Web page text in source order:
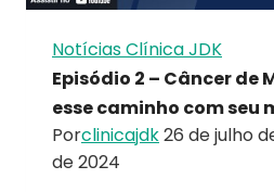
Notícias Clínica JDK
Episódio 2 – Câncer de
esse caminho com
Porclinicajdk26 de julho
de 2024